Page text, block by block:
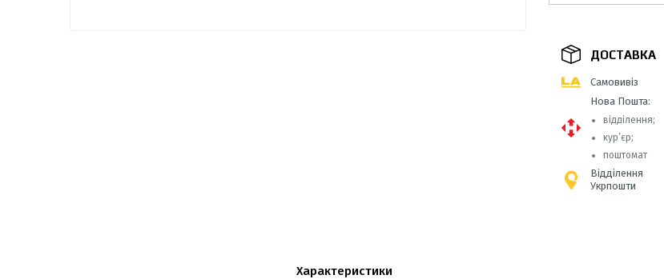
ДОСТАВКА
Самовивіз
Нова Пошта:
відділення;
кур’єр;
поштомат
Відділення
Укрпошти
Характеристики